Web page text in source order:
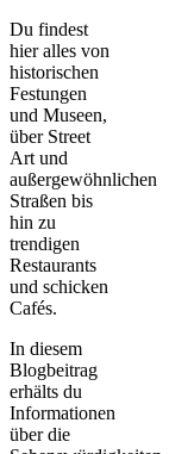
Du findest
hier alles von
historischen
Festungen
und Museen,
über Street
Art und
außergewöhnlichen
Straßen bis
hin zu
trendigen
Restaurants
und schicken
Cafés.
In diesem
Blogbeitrag
erhälts du
Informationen
über die